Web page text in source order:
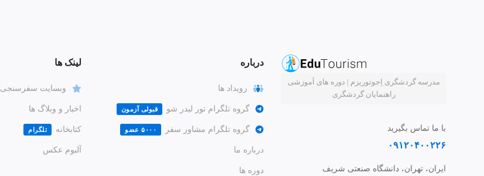
مدرسه گردشگری اِجوتوریزم | دوره های آموزشی
راهنمایان گردشگری
با ما تماس بگیرید
۰۹۱۲۰۴۰۰۲۲۶
ایران، تهران، دانشگاه صنعتی شریف
درباره
رویداد ها
گروه تلگرام تور لیدر شو قبولی آزمون
گروه تلگرام مشاور سفر ۵۰۰۰ عضو
درباره ما
دوره ها
لینک ها
وبسایت سفرسنجی
اخبار و وبلاگ ها
کتابخانه تلگرام
آلبوم عکس